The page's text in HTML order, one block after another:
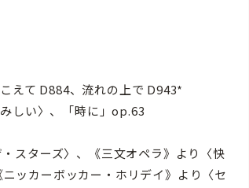
えて D884、流れの上で D943*
しい〉、「時に」op.63
スターズ〉、《三文オペラ》より〈快
ッカーボッカー・ホリデイ》より〈セ